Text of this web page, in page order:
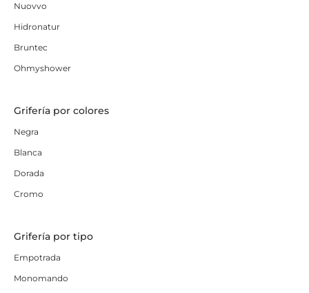
Nuovvo
Hidronatur
Bruntec
Ohmyshower
Grifería por colores
Negra
Blanca
Dorada
Cromo
Grifería por tipo
Empotrada
Monomando